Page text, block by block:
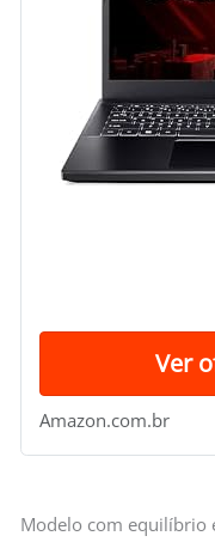
Ver
Amazon.com.br
Modelo com equilíbrio